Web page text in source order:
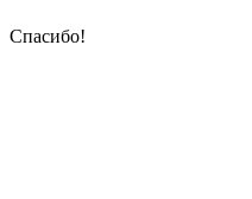
Спасибо!